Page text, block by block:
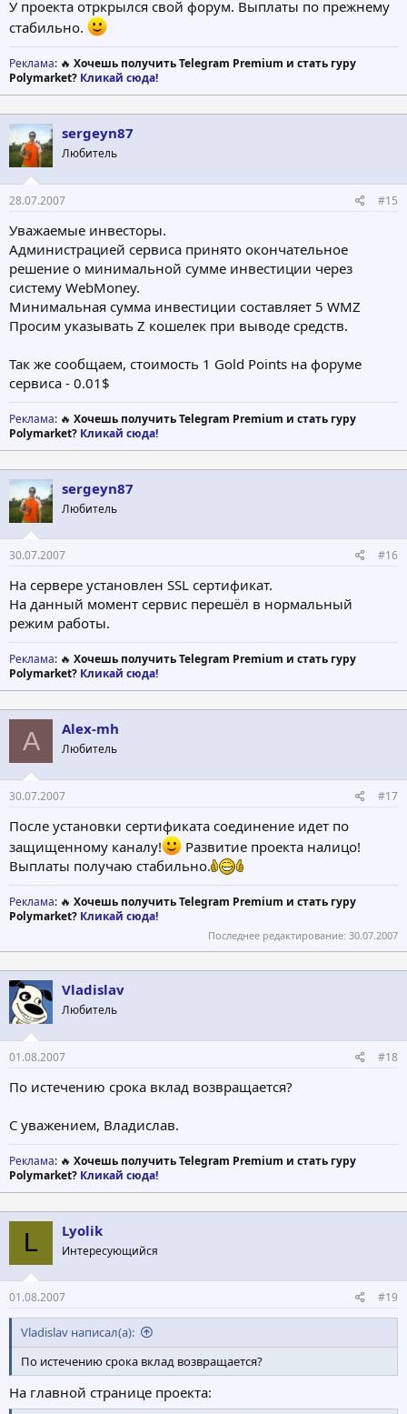
У проекта отркрылся свой форум. Выплаты по прежнему
стабильно.
Реклама: 🔥 Хочешь получить Telegram Premium и стать гуру
Polymarket? Кликай сюда!
sergeyn87
Любитель
28.07.2007 #15
Уважаемые инвесторы.
Администрацией сервиса принято окончательное
решение о минимальной сумме инвестиции через
систему WebMoney.
Минимальная сумма инвестиции составляет 5 WMZ
Просим указывать Z кошелек при выводе средств.
Так же сообщаем, стоимость 1 Gold Points на форуме
сервиса - 0.01$
Реклама: 🔥 Хочешь получить Telegram Premium и стать гуру
Polymarket? Кликай сюда!
sergeyn87
Любитель
30.07.2007 #16
На сервере установлен SSL сертификат.
На данный момент сервис перешёл в нормальный
режим работы.
Реклама: 🔥 Хочешь получить Telegram Premium и стать гуру
Polymarket? Кликай сюда!
A Alex-mh
Любитель
30.07.2007 #17
После установки сертификата соединение идет по
защищенному каналу!
Развитие проекта налицо!
Выплаты получаю стабильно.
Реклама: 🔥 Хочешь получить Telegram Premium и стать гуру
Polymarket? Кликай сюда!
Последнее редактирование: 30.07.2007
Vladislav
Любитель
01.08.2007 #18
По истечению срока вклад возвращается?
С уважением, Владислав.
Реклама: 🔥 Хочешь получить Telegram Premium и стать гуру
Polymarket? Кликай сюда!
L Lyolik
Интересующийся
01.08.2007 #19
Vladislav написал(а):
По истечению срока вклад возвращается?
На главной странице проекта: